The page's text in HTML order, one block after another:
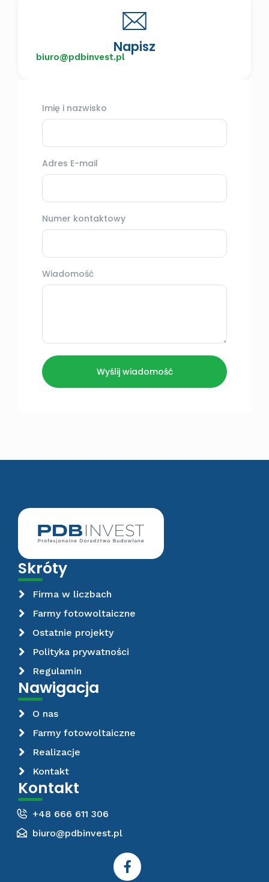
Napisz
biuro@pdbinvest.pl
Imię i nazwisko
Adres E-mail
Numer kontaktowy
Wiadomość
Wyślij wiadomość
Skróty
Firma w liczbach
Farmy fotowoltaiczne
Ostatnie projekty
Polityka prywatności
Regulamin
Nawigacja
O nas
Farmy fotowoltaiczne
Realizacje
Kontakt
Kontakt
+48 666 611 306
biuro@pdbinvest.pl